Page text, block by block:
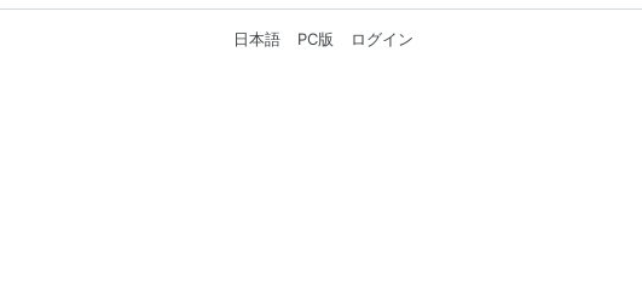
日本語 PC版 ログイン